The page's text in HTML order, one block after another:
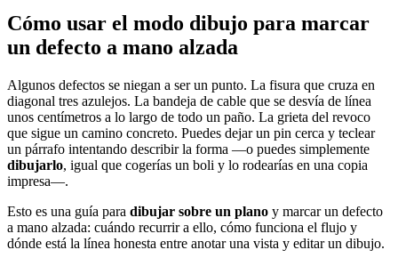
Cómo usar el modo dibujo para marcar
un defecto a mano alzada
Algunos defectos se niegan a ser un punto. La fisura que cruza en
diagonal tres azulejos. La bandeja de cable que se desvía de línea
unos centímetros a lo largo de todo un paño. La grieta del revoco
que sigue un camino concreto. Puedes dejar un pin cerca y teclear
un párrafo intentando describir la forma —o puedes simplemente
dibujarlo, igual que cogerías un boli y lo rodearías en una copia
impresa—.
Esto es una guía para dibujar sobre un plano y marcar un defecto
a mano alzada: cuándo recurrir a ello, cómo funciona el flujo y
dónde está la línea honesta entre anotar una vista y editar un dibujo.